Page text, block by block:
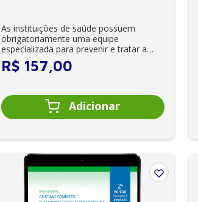
As instituições de saúde possuem
obrigatoriamente uma equipe
especializada para prevenir e tratar a
desnutrição hospital...
R$ 157 00